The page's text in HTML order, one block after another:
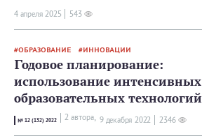
4 апреля 2025 543
ОБРАЗОВАНИЕ ИННОВАЦИИ
Годовое планирование:
использование интенсивных
образовательных технологий
№ 12 (132) 2022 2 автора, 9 декабря 2022 2346